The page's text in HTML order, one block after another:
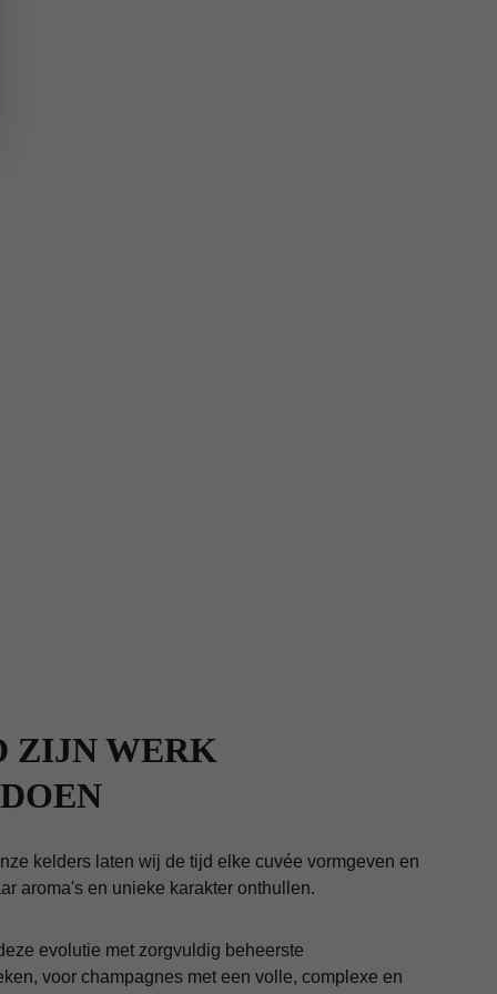
ZIJN WERK
kelders laten wij de tijd elke cuvée vormgeven en
aroma's en unieke karakter onthullen.
evolutie met zorgvuldig beheerste
voor champagnes met een volle, complexe en